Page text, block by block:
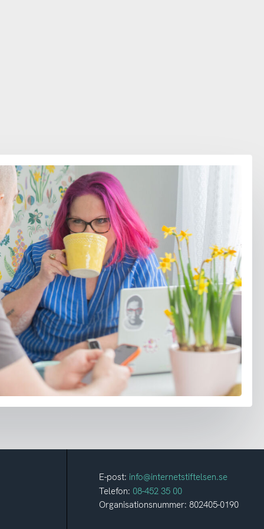
E-post: info@internetstiftelsen.se
Telefon: 08-452 35 00
Organisationsnummer: 802405-0190